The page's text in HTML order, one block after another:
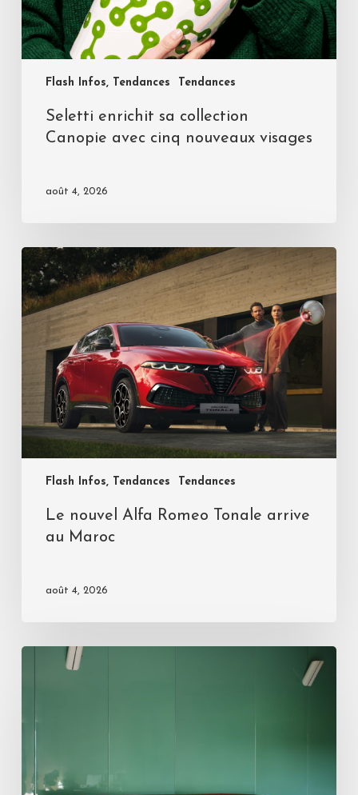
Flash Infos, Tendances Tendances
Seletti enrichit sa collection
Canopie avec cinq nouveaux visages
août 4, 2026
Flash Infos, Tendances Tendances
Le nouvel Alfa Romeo Tonale arrive
au Maroc
août 4, 2026